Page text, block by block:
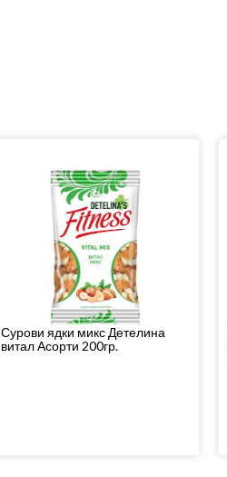
Сурови ядки микс Детелина
витал Асорти 200гр.